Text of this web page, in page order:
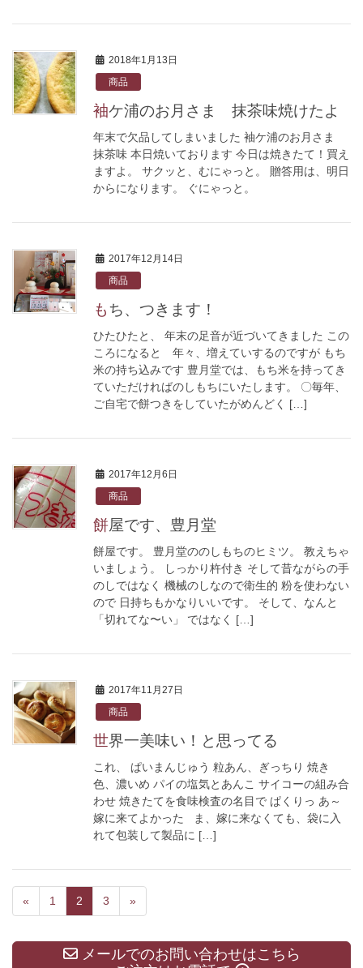
2018年1月13日
商品
袖ケ浦のお月さま 抹茶味焼けたよ
年末で欠品してしまいました 袖ケ浦のお月さま
抹茶味 本日焼いております 今日は焼きたて！買え
ますよ。 サクッと、むにゃっと。 贈答用は、明日
からになります。 ぐにゃっと。
2017年12月14日
商品
もち、つきます！
ひたひたと、 年末の足音が近づいてきました この
ころになると 年々、増えていするのですが もち
米の持ち込みです 豊月堂では、もち米を持ってき
ていただければのしもちにいたします。 〇毎年、
ご自宅で餅つきをしていたがめんどく […]
2017年12月6日
商品
餅屋です、豊月堂
餅屋です。 豊月堂ののしもちのヒミツ。 教えちゃ
いましょう。 しっかり杵付き そして昔ながらの手
のしではなく 機械のしなので衛生的 粉を使わない
ので 日持ちもかなりいいです。 そして、なんと
「切れてな〜い」 ではなく […]
2017年11月27日
商品
世界一美味い！と思ってる
これ、 ぱいまんじゅう 粒あん、ぎっちり 焼き
色、濃いめ パイの塩気とあんこ サイコーの組み合
わせ 焼きたてを食味検査の名目で ぱくりっ あ～
嫁に来てよかった ま、嫁に来なくても、袋に入
れて包装して製品に […]
« 1 2 3 »
メールでのお問い合わせはこちら